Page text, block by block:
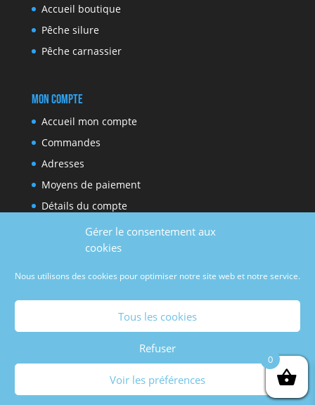
Gérer le consentement aux
cookies
Nous utilisons des cookies pour optimiser notre site web et notre service.
Tous les cookies
Refuser
Voir les préférences
Accueil boutique
Pêche silure
Pêche carnassier
Mon compte
Accueil mon compte
Commandes
Adresses
Moyens de paiement
Détails du compte
Réseaux sociaux
Facebook Youtube
Copyright © 2021JunkyCat| Site créé pardeerWeb
0